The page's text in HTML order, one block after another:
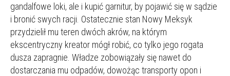
gandalfowe loki, ale i kupić garnitur, by pojawić się w sądzie
i bronić swych racji. Ostatecznie stan Nowy Meksyk
przydzielił mu teren dwóch akrów, na którym
ekscentryczny kreator mógł robić, co tylko jego rogata
dusza zapragnie. Władze zobowiązały się nawet do
dostarczania mu odpadów, dowożąc transporty opon i